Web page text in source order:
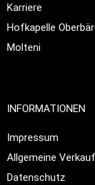
Karriere
Hofkapelle
Molteni
INFORMATIONEN
Impressum
Allgemeine
Datenschutz